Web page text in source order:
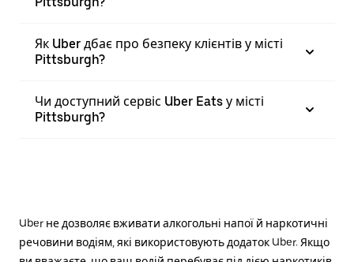
Як Uber дбає про безпеку клієнтів у місті
Pittsburgh?
Чи доступний сервіс Uber Eats у місті
Pittsburgh?
Uber не дозволяє вживати алкогольні напої й наркотичні
речовини водіям, які використовують додаток Uber. Якщо